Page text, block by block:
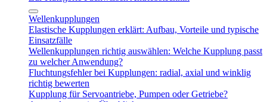
Wellenkupplungen
Elastische Kupplungen erklärt: Aufbau, Vorteile und typische
Einsatzfälle
Wellenkupplungen richtig auswählen: Welche Kupplung passt
zu welcher Anwendung?
Fluchtungsfehler bei Kupplungen: radial, axial und winklig
richtig bewerten
Kupplung für Servoantriebe, Pumpen oder Getriebe?